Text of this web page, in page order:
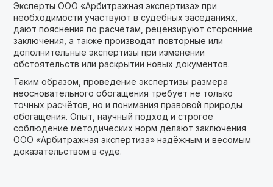
Эксперты ООО «Арбитражная экспертиза» при
необходимости участвуют в судебных заседаниях,
дают пояснения по расчётам, рецензируют сторонние
заключения, а также производят повторные или
дополнительные экспертизы при изменении
обстоятельств или раскрытии новых документов.
Таким образом, проведение экспертизы размера
неосновательного обогащения требует не только
точных расчётов, но и понимания правовой природы
обогащения. Опыт, научный подход и строгое
соблюдение методических норм делают заключения
ООО «Арбитражная экспертиза» надёжным и весомым
доказательством в суде.